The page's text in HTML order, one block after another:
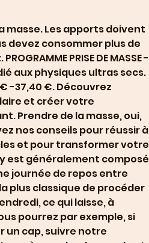
masse. Les apports doivent
devez consommer plus de
PRISE DE MASSE -
aux physiques ultras secs.
€ -37,40 €. Découvrez
et créer votre
Prendre de la masse, oui,
nos conseils pour réussir à
et pour transformer votre
est généralement composé
journée de repos entre
plus classique de procéder
ce qui laisse, à
pourrez par exemple, si
un cap, suivre notre